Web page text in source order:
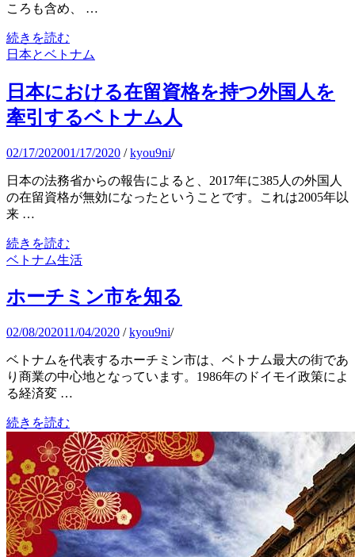
ころも含め、 …
続きを読む
日本とベトナム
日本における在留資格を持つ外国人を
牽引するベトナム人
02/17/202001/17/2020 /kyou9ni/
日本の法務省からの報告によると、2017年に385人の外国人
の在留資格が無効になったということです。これは2005年以
来 …
続きを読む
ベトナム生活
ホーチミン市を知る
02/08/202011/04/2020 /kyou9ni/
ベトナムを代表するホーチミン市は、ベトナム最大の街であ
り商業の中心地となっています。1986年のドイモイ政策によ
る経済変 …
続きを読む